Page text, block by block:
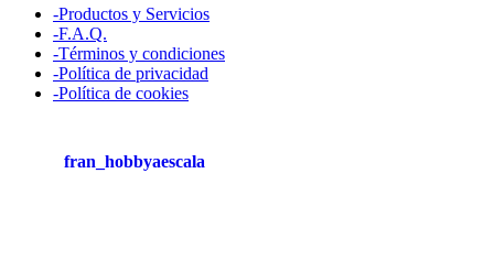
-Productos y Servicios
-F.A.Q.
-Términos y condiciones
-Política de privacidad
-Política de cookies
fran_hobbyaescala